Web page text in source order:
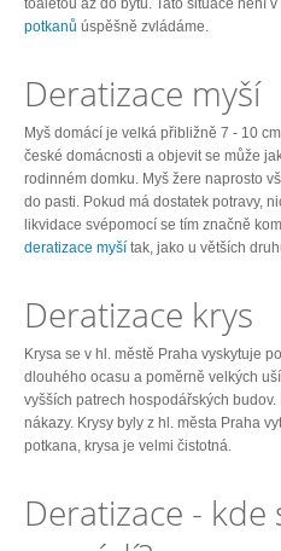
toaletou až do bytu. Tato situace není
potkanů úspěšně zvládáme.
Deratizace myší
Myš domácí je velká přibližně 7 - 10
české domácnosti a objevit se může
rodinném domku. Myš žere naprosto
do pasti. Pokud má dostatek potravy,
likvidace svépomocí se tím značně
deratizace myší tak, jako u větších
Deratizace krys
Krysa se v hl. městě Praha vyskytuje
dlouhého ocasu a poměrně velkých
vyšších patrech hospodářských
nákazy. Krysy byly z hl. města Praha
potkana, krysa je velmi čistotná.
Deratizace - kde